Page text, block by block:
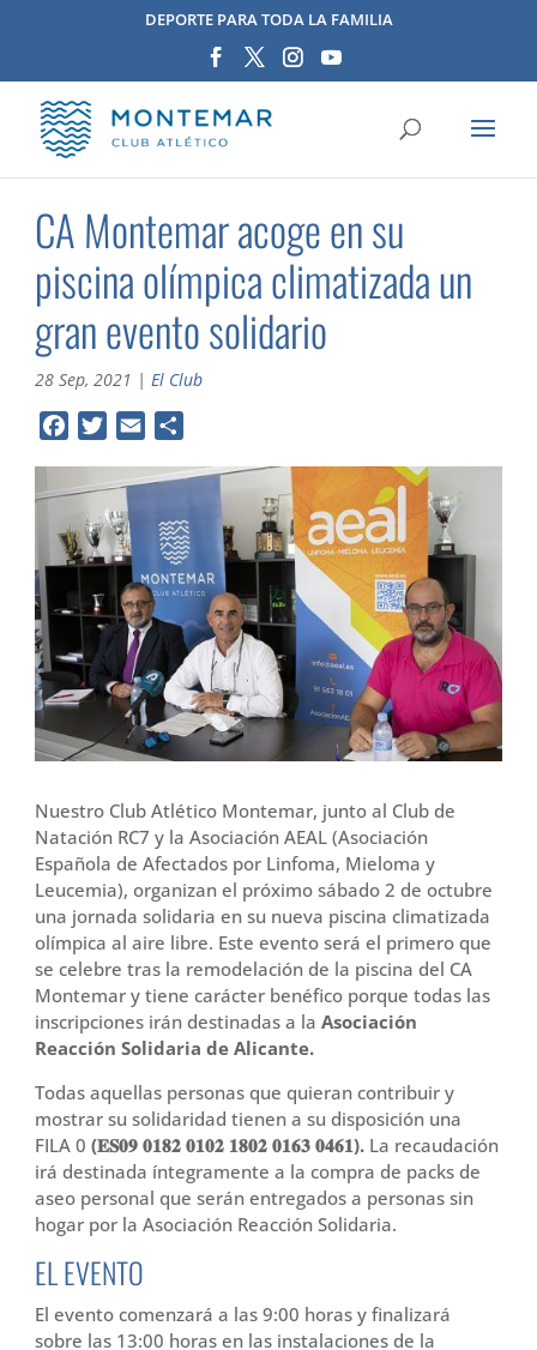
DEPORTE PARA TODA LA FAMILIA
CA Montemar acoge en su
piscina olímpica climatizada un
gran evento solidario
28 Sep, 2021 |El Club
b
o
o
i
t
t
e
r
a
m
a
r
t
i
r
Nuestro Club Atlético Montemar, junto al Club de
Natación RC7 y la Asociación AEAL (Asociación
Española de Afectados por Linfoma, Mieloma y
Leucemia), organizan el próximo sábado 2 de octubre
una jornada solidaria en su nueva piscina climatizada
olímpica al aire libre. Este evento será el primero que
se celebre tras la remodelación de la piscina del CA
Montemar y tiene carácter benéfico porque todas las
inscripciones irán destinadas a laAsociación
Reacción Solidaria de Alicante.
Todas aquellas personas que quieran contribuir y
mostrar su solidaridad tienen a su disposición una
FILA 0 (𝐄𝐒𝟎𝟗 𝟎𝟏𝟖𝟐 𝟎𝟏𝟎𝟐 𝟏𝟖𝟎𝟐 𝟎𝟏𝟔𝟑 𝟎𝟒𝟔𝟏). La recaudación
irá destinada íntegramente a la compra de packs de
aseo personal que serán entregados a personas sin
hogar por la Asociación Reacción Solidaria.
EL EVENTO
El evento comenzará a las 9:00 horas y finalizará
sobre las 13:00 horas en las instalaciones de la